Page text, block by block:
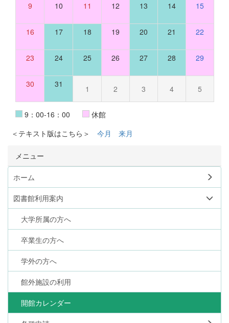
9 10 11 12 13 14 15
16 17 18 19 20 21 22
23 24 25 26 27 28 29
30 31 1 2 3 4 5
9：00-16：00
休館
＜テキスト版はこちら＞ 今月 来月
メニュー
ホーム
図書館利用案内
大学所属の方へ
卒業生の方へ
学外の方へ
館外施設の利用
開館カレンダー